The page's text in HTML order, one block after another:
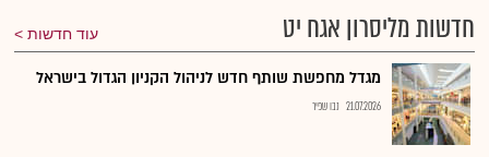
חדשות מליסרון אגח יט עוד חדשות
מגדל מחפשת שותף חדש לניהול הקניון הגדול בישראל
21.07.2026 נבו שפיר